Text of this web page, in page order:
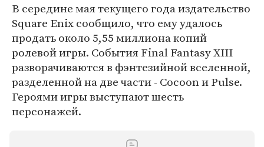
В середине мая текущего года издательство
Square Enix сообщило, что ему удалось
продать около 5,55 миллиона копий
ролевой игры. События Final Fantasy XIII
разворачиваются в фэнтезийной вселенной,
разделенной на две части - Cocoon и Pulse.
Героями игры выступают шесть
персонажей.